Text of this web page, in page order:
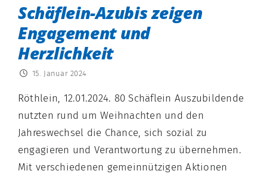
Schäflein-Azubis zeigen
Engagement und
Herzlichkeit
15. Januar 2024
Röthlein, 12.01.2024. 80 Schäflein Auszubildende
nutzten rund um Weihnachten und den
Jahreswechsel die Chance, sich sozial zu
engagieren und Verantwortung zu übernehmen.
Mit verschiedenen gemeinnützigen Aktionen